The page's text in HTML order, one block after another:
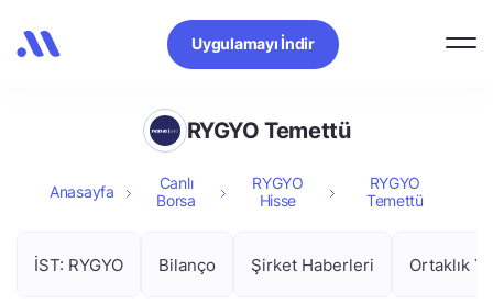
Uygulamayı İndir
RYGYO Temettü
Anasayfa
Canlı
Borsa
RYGYO
Hisse
RYGYO
Temettü
İST: RYGYO Bilanço Şirket Haberleri Ortaklık